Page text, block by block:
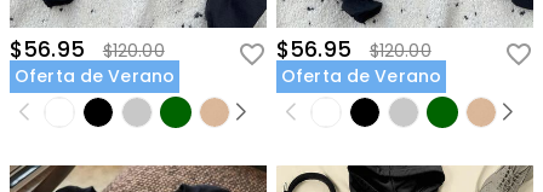
$56.95
$120.00
Oferta de Verano
$56.95
$120.00
Oferta de Verano